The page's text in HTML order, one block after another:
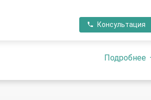
Консультация
Подробнее